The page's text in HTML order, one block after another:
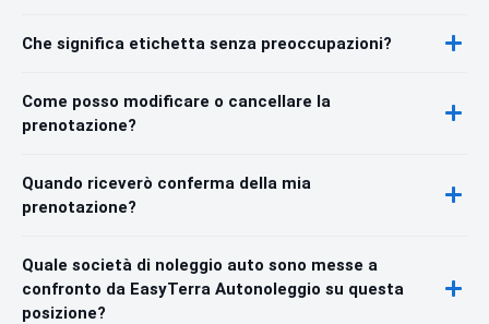
Che significa etichetta senza preoccupazioni?
Come posso modificare o cancellare la
prenotazione?
Quando riceverò conferma della mia
prenotazione?
Quale società di noleggio auto sono messe a
confronto da EasyTerra Autonoleggio su questa
posizione?